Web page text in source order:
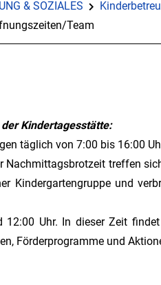
& SOZIALES
Team
Kindertagesstätte:
täglich von 7:00 bis 16:00
Nachmittagsbrotzeit treffen
Kindergartengruppe und
Uhr. In dieser Zeit
Förderprogramme und